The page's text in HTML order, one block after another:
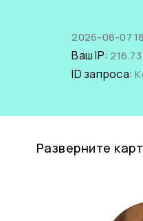
2026-08-07
Ваш IP:
ID запроса:
Разверните